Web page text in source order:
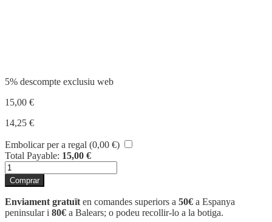
5% descompte exclusiu web
15,00 €
14,25 €
Embolicar per a regal (0,00 €)
Total Payable: 15,00 €
quantitat
de
JOAN
SALVAT
PAPASSEIT
Comprar
Enviament gratuït en comandes superiors a 50€ a Espanya
peninsular i 80€ a Balears; o podeu recollir-lo a la botiga.